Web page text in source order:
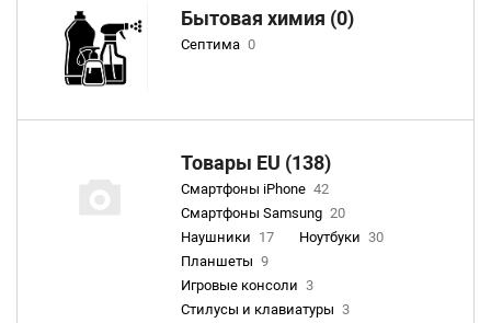
Бытовая химия (0)
Септима 0
Товары EU (138)
Смартфоны iPhone 42
Смартфоны Samsung 20
Наушники 17 Ноутбуки 30
Планшеты 9
Игровые консоли 3
Стилусы и клавиатуры 3